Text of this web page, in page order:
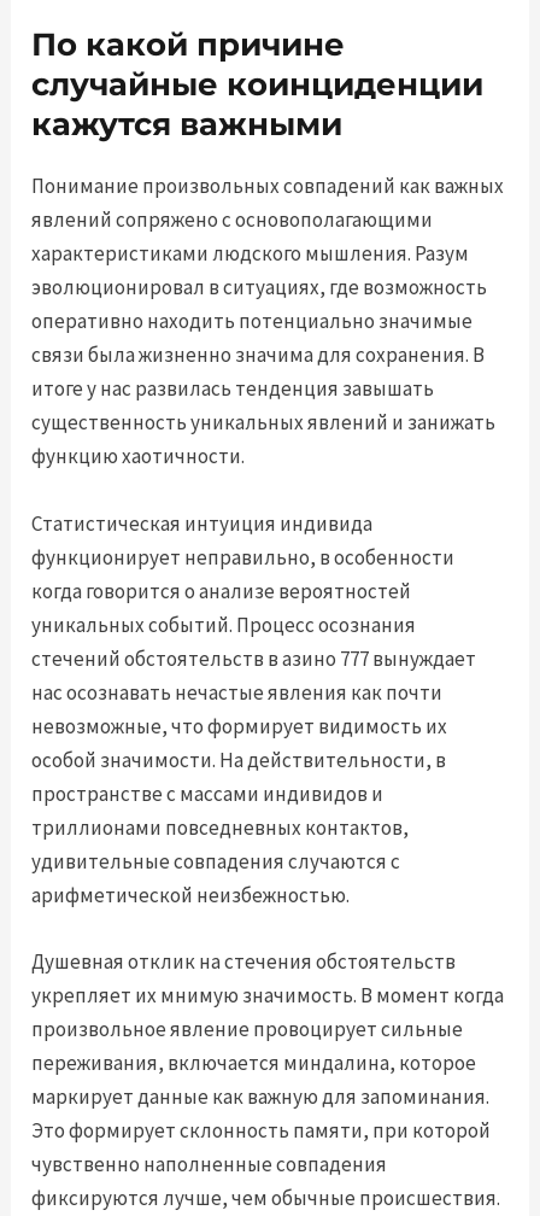
По какой причине
случайные коинциденции
кажутся важными
Понимание произвольных совпадений как важных
явлений сопряжено с основополагающими
характеристиками людского мышления. Разум
эволюционировал в ситуациях, где возможность
оперативно находить потенциально значимые
связи была жизненно значима для сохранения. В
итоге у нас развилась тенденция завышать
существенность уникальных явлений и занижать
функцию хаотичности.
Статистическая интуиция индивида
функционирует неправильно, в особенности
когда говорится о анализе вероятностей
уникальных событий. Процесс осознания
стечений обстоятельств в азино 777 вынуждает
нас осознавать нечастые явления как почти
невозможные, что формирует видимость их
особой значимости. На действительности, в
пространстве с массами индивидов и
триллионами повседневных контактов,
удивительные совпадения случаются с
арифметической неизбежностью.
Душевная отклик на стечения обстоятельств
укрепляет их мнимую значимость. В момент когда
произвольное явление провоцирует сильные
переживания, включается миндалина, которое
маркирует данные как важную для запоминания.
Это формирует склонность памяти, при которой
чувственно наполненные совпадения
фиксируются лучше, чем обычные происшествия.